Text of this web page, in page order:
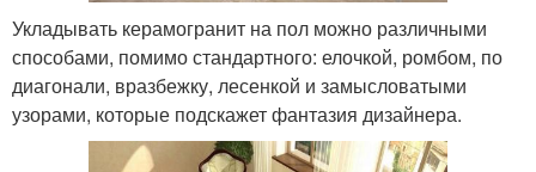
Укладывать керамогранит на пол можно различными
способами, помимо стандартного: елочкой, ромбом, по
диагонали, вразбежку, лесенкой и замысловатыми
узорами, которые подскажет фантазия дизайнера.